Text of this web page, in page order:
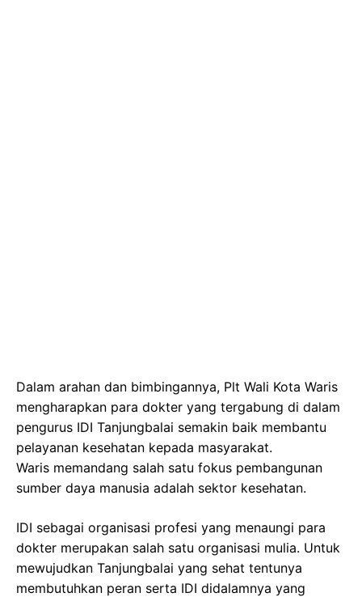
Dalam arahan dan bimbingannya, Plt Wali Kota Waris
mengharapkan para dokter yang tergabung di dalam
pengurus IDI Tanjungbalai semakin baik membantu
pelayanan kesehatan kepada masyarakat.
Waris memandang salah satu fokus pembangunan
sumber daya manusia adalah sektor kesehatan.
IDI sebagai organisasi profesi yang menaungi para
dokter merupakan salah satu organisasi mulia. Untuk
mewujudkan Tanjungbalai yang sehat tentunya
membutuhkan peran serta IDI didalamnya yang